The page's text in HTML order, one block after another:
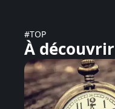
#TOP
À découvrir